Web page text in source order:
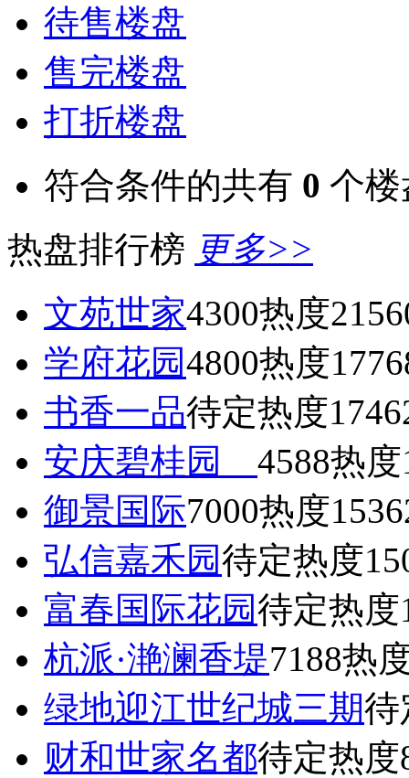
待售楼盘
售完楼盘
打折楼盘
符合条件的共有 0 个楼
热盘排行榜 更多>>
文苑世家4300热度
学府花园4800热度
书香一品待定热度
安庆碧桂园 4588热度
御景国际7000热度
弘信嘉禾园待定热度
富春国际花园待定热度
杭派·滟澜香堤7188热
绿地迎江世纪城三期待
财和世家名都待定热度